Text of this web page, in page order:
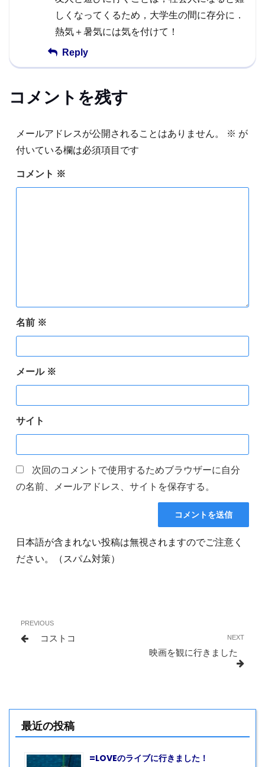
しくなってくるため，大学生の間に存分に．
熱気＋暑気には気を付けて！
Reply
コメントを残す
メールアドレスが公開されることはありません。 ※ が
付いている欄は必須項目です
コメント ※
名前 ※
メール ※
サイト
次回のコメントで使用するためブラウザーに自分
の名前、メールアドレス、サイトを保存する。
日本語が含まれない投稿は無視されますのでご注意く
ださい。（スパム対策）
シ
Previous
Post
PREVIOUS
コストコ
Next
NEXT
映画を観に行きました
最近の投稿
=LOVEのライブに行きました！